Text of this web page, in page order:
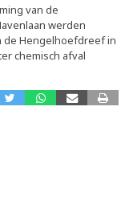
van de
werden
de Hengelhoefdreef in
chemisch afval